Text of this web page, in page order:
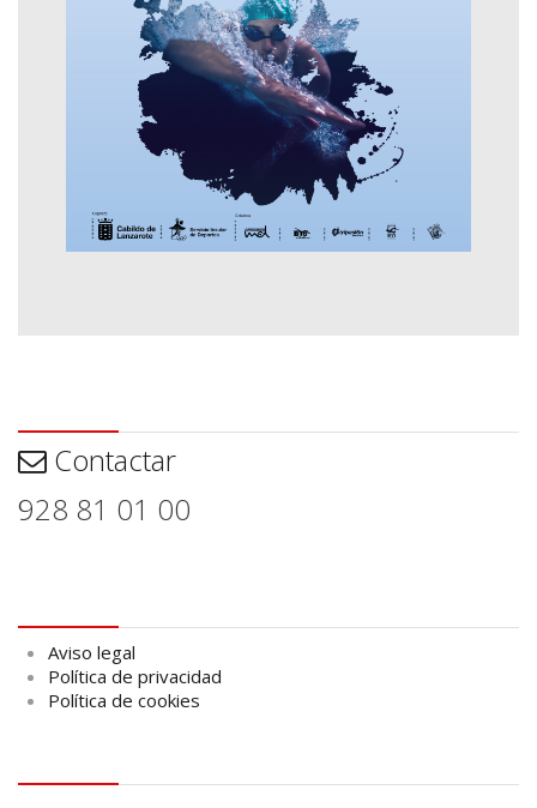
Contactar
928 81 01 00
Aviso legal
Política de privacidad
Política de cookies